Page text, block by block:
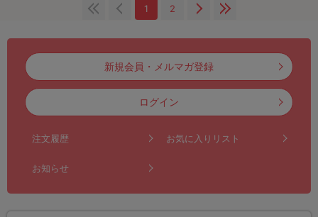
1 2
新規会員・メルマガ登録
ログイン
注文履歴 お気に入りリスト
お知らせ